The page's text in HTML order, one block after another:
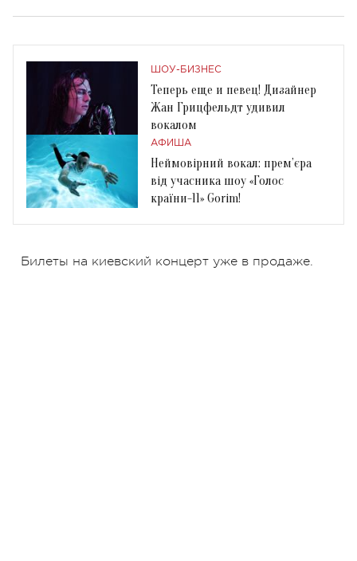
ШОУ-БИЗНЕС
Теперь еще и певец! Дизайнер
Жан Грицфельдт удивил
вокалом
АФИША
Неймовірний вокал: прем’єра
від учасника шоу «Голос
країни-11» Gorim!
Билеты на киевский концерт уже в продаже.